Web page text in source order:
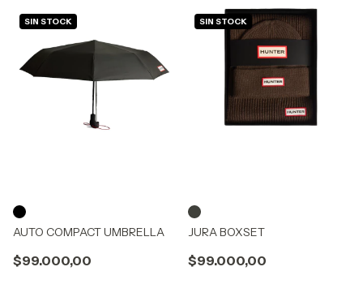
SIN STOCK
AUTO COMPACT UMBRELLA
$99.000,00
SIN STOCK
JURA BOXSET
$99.000,00